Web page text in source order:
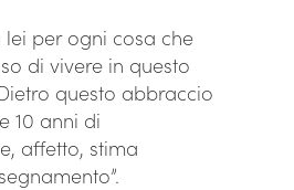
lei per ogni cosa che
di vivere in questo
questo abbraccio
10 anni di
affetto, stima